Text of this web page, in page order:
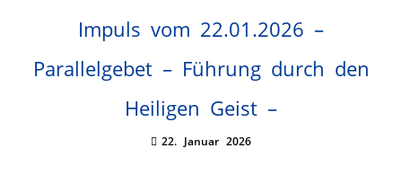
Impuls vom 22.01.2026 –
Parallelgebet – Führung durch den
Heiligen Geist –
22. Januar 2026